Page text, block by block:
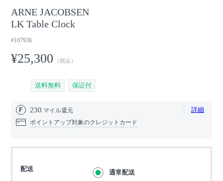
ARNE JACOBSEN
LK Table Clock
#107936
¥25,300 （税込）
送料無料 保証付
230 マイル還元 詳細
ポイントアップ対象のクレジットカード
配送 通常配送